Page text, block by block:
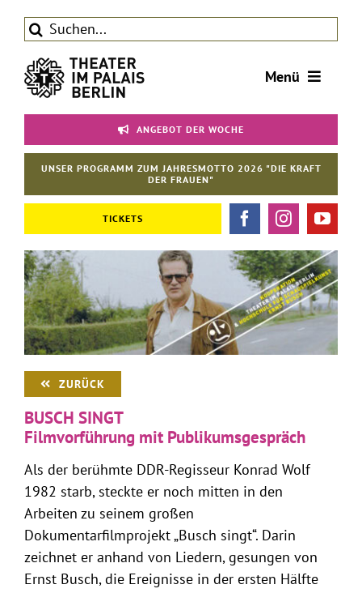
Inhalt
springen
Suche
Menü
Tickets
Theater
ANGEBOT DER WOCHE
UNSER PROGRAMM ZUM JAHRESMOTTO 2026 "DIE KRAFT
DER FRAUEN"
TICKETS
ZURÜCK
BUSCH SINGT
Filmvorführung mit Publikumsgespräch
Als der berühmte DDR-Regisseur Konrad Wolf
1982 starb, steckte er noch mitten in den
Arbeiten zu seinem großen
Dokumentarfilmprojekt „Busch singt“. Darin
zeichnet er anhand von Liedern, gesungen von
Ernst Busch, die Ereignisse in der ersten Hälfte